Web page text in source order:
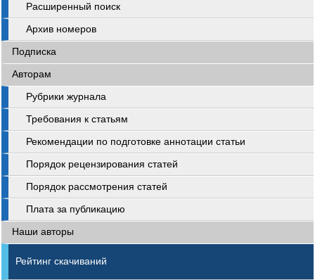
Расширенный поиск
Архив номеров
Подписка
Авторам
Рубрики журнала
Требования к статьям
Рекомендации по подготовке аннотации статьи
Порядок рецензирования статей
Порядок рассмотрения статей
Плата за публикацию
Наши авторы
Рейтинг скачиваний